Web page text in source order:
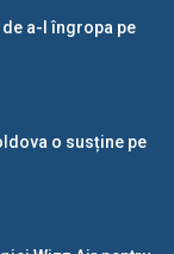
a-l îngropa pe
o susține pe